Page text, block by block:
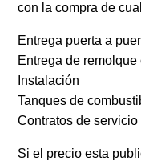
con la compra de
Entrega puerta a
Entrega de remolque
Instalación
Tanques de
Contratos de
Si el precio esta